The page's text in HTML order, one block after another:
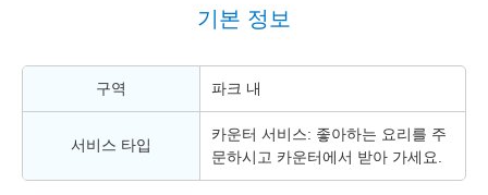
기본 정보
구역 파크 내
서비스 타입
카운터 서비스: 좋아하는 요리를 주
문하시고 카운터에서 받아 가세요.